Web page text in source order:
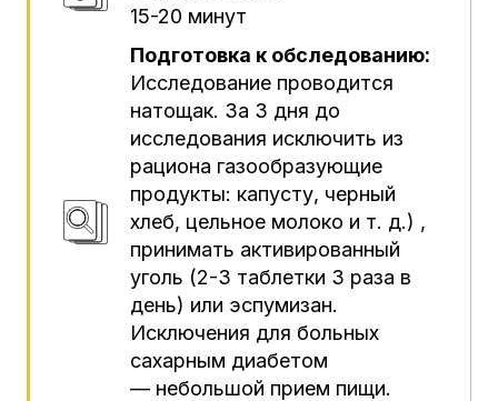
15-20 минут
Подготовка к обследованию:
Исследование проводится
натощак. За 3 дня до
исследования исключить из
рациона газообразующие
продукты: капусту, черный
хлеб, цельное молоко и т. д.) ,
принимать активированный
уголь (2-3 таблетки 3 раза в
день) или эспумизан.
Исключения для больных
сахарным диабетом
— небольшой прием пищи.